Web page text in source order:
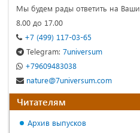
Мы будем рады ответить на
8.00 до 17.00
+7 (499) 117-03-65
Telegram: 7universum
+79609483038
nature@7universum.com
Читателям
Архив выпусков